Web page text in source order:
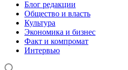
Блог редакции
Общество и власть
Культура
Экономика и бизнес
Факт и компромат
Интервью